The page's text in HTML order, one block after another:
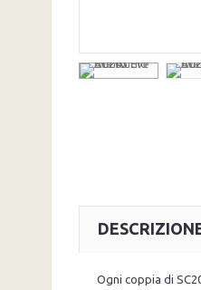
Ogni coppia di